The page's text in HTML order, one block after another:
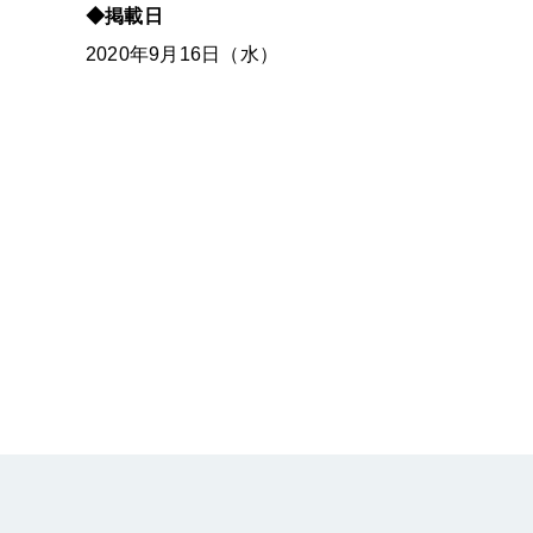
◆掲載日
2020年9月16日（水）